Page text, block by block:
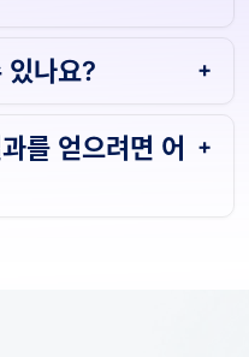
있나요?
를 얻으려면 어